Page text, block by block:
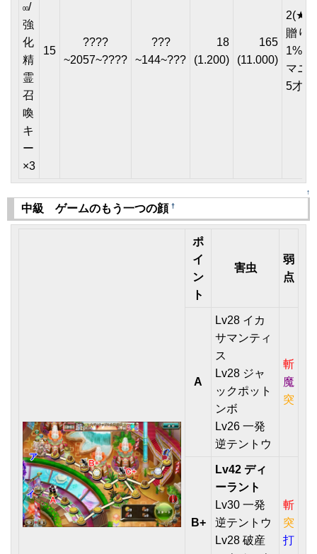
00/
強
化
精
霊
召
喚
キ
ー
×3
15
????
~2057~????
???
~144~???
18
(1.200)
165
(11.000)
贈り
1%or
マニ
5才)
↑
中級 ゲームのもう一つの顔 †
ポ
イ
ン
ト
害虫
弱
点
A
Lv28 イカ
サマンティ
ス
Lv28 ジャ
ックポット
ンボ
Lv26 一発
逆テントウ
斬
魔
突
B+
Lv42 ディ
ーラント
Lv30 一発
逆テントウ
Lv28 破産
斬
突
打